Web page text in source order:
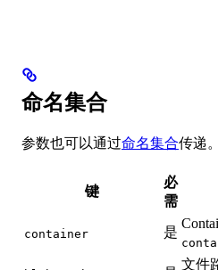
命名集合
参数也可以通过命名集合传递
键
必
需
container 是
文件